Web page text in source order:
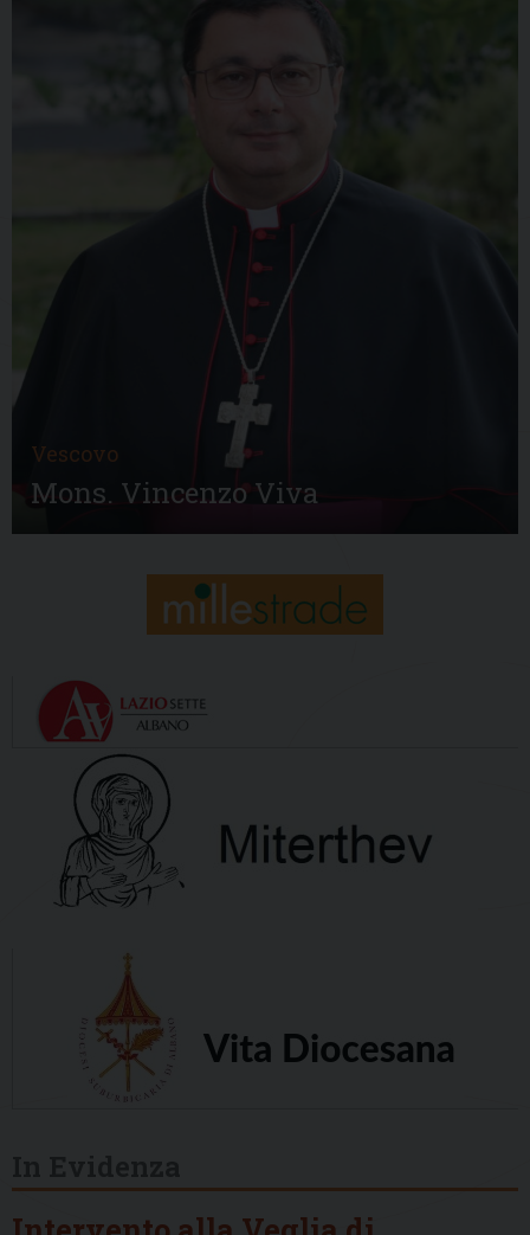
Vescovo
Mons. Vincenzo Viva